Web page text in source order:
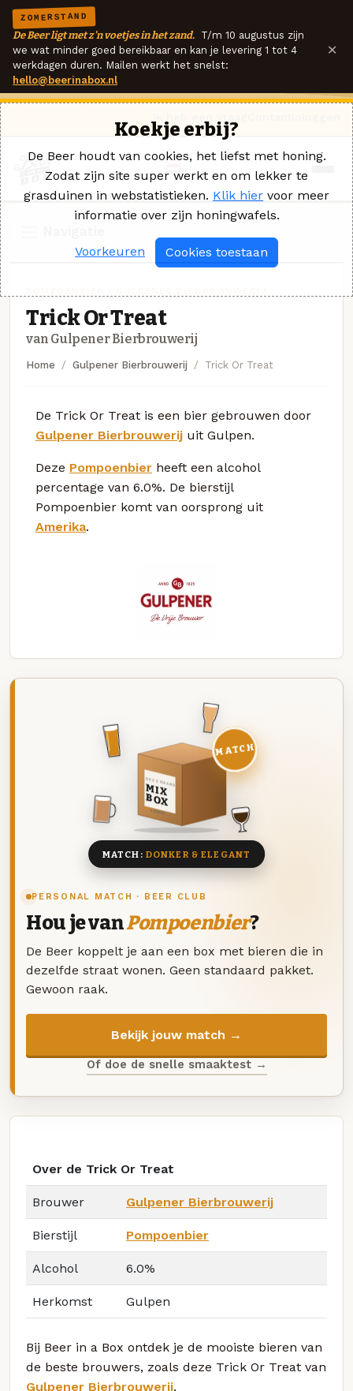
ZOMERSTAND
De Beer ligt met z'n voetjes in het zand. T/m 10 augustus zijn
we wat minder goed bereikbaar en kan je levering 1 tot 4
werkdagen duren. Mailen werkt het snelst:
hello@beerinabox.nl
×
Trick Or Treat
van Gulpener Bierbrouwerij
Home Gulpener Bierbrouwerij Trick Or Treat
De Trick Or Treat is een bier gebrouwen door
Gulpener Bierbrouwerij uit Gulpen.
Deze Pompoenbier heeft een alcohol
percentage van 6.0%. De bierstijl
Pompoenbier komt van oorsprong uit
Amerika.
PERSONAL MATCH · BEER CLUB
Hou je vanPompoenbier?
De Beer koppelt je aan een box met bieren die in
dezelfde straat wonen. Geen standaard pakket.
Gewoon raak.
Bekijk jouw match →
Of doe de snelle smaaktest →
DEZE MAAND
MIX
BOX
8 BIEREN
MATCH
MATCH: DONKER & ELEGANT
Over de Trick Or Treat
Brouwer Gulpener Bierbrouwerij
Bierstijl Pompoenbier
Alcohol 6.0%
Herkomst Gulpen
Bij Beer in a Box ontdek je de mooiste bieren van
de beste brouwers, zoals deze Trick Or Treat van
Gulpener Bierbrouwerij.
Koekje erbij?
De Beer houdt van cookies, het liefst met honing.
Zodat zijn site super werkt en om lekker te
grasduinen in webstatistieken. Klik hier voor meer
informatie over zijn honingwafels.
Voorkeuren Cookies toestaan